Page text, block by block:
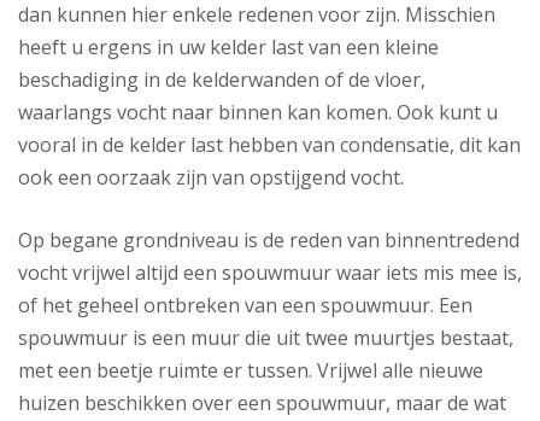
dan kunnen hier enkele redenen voor zijn. Misschien
heeft u ergens in uw kelder last van een kleine
beschadiging in de kelderwanden of de vloer,
waarlangs vocht naar binnen kan komen. Ook kunt u
vooral in de kelder last hebben van condensatie, dit kan
ook een oorzaak zijn van opstijgend vocht.
Op begane grondniveau is de reden van binnentredend
vocht vrijwel altijd een spouwmuur waar iets mis mee is,
of het geheel ontbreken van een spouwmuur. Een
spouwmuur is een muur die uit twee muurtjes bestaat,
met een beetje ruimte er tussen. Vrijwel alle nieuwe
huizen beschikken over een spouwmuur, maar de wat